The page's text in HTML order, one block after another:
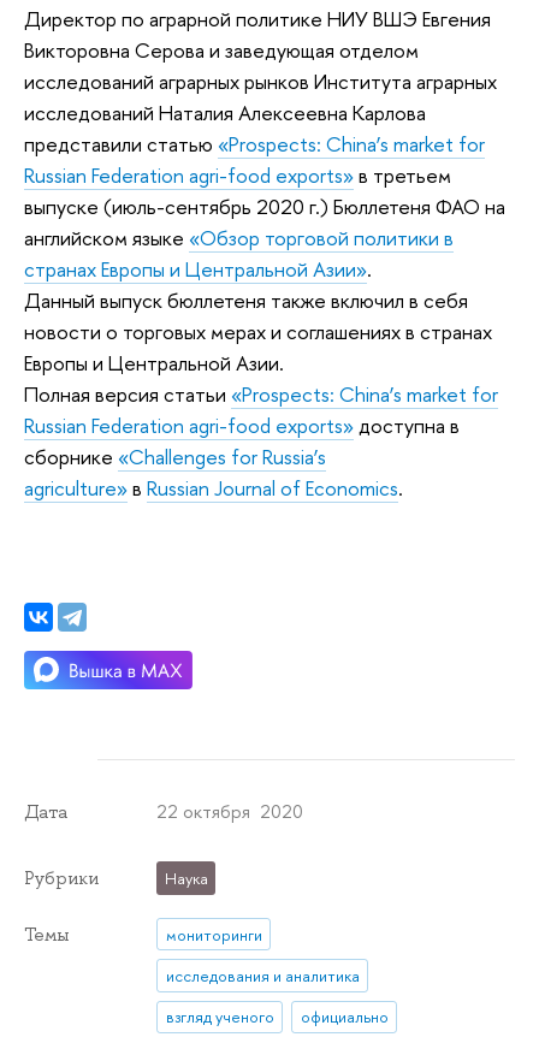
Директор по аграрной политике НИУ ВШЭ Евгения
Викторовна Серова и заведующая отделом
исследований аграрных рынков Института аграрных
исследований Наталия Алексеевна Карлова
представили статью «Prospects: China’s market for
Russian Federation agri-food exports»в третьем
выпуске (июль-сентябрь 2020 г.) Бюллетеня ФАО на
английском языке «Обзор торговой политики в
странах Европы и Центральной Азии».
Данный выпуск бюллетеня также включил в себя
новости о торговых мерах и соглашениях в странах
Европы и Центральной Азии.
Полная версия статьи «Prospects: China’s market for
Russian Federation agri-food exports»доступна в
сборнике «Challenges for Russia’s
agriculture»в Russian Journal of Economics.
Дата 22 октября 2020
Рубрики Наука
Темы
мониторинги
исследования и аналитика
взгляд ученого
официально